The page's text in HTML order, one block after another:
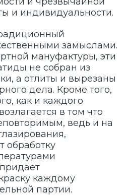
и индивидуальности.
замыслами.
мануфактуры, эти
не собран из
а отлиты и вырезаны
дела. Кроме того,
как и каждого
в том что
ведь и на
обработку
каждому
партии.